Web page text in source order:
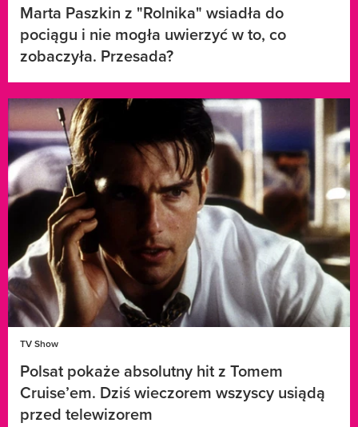
Marta Paszkin z "Rolnika" wsiadła do
pociągu i nie mogła uwierzyć w to, co
zobaczyła. Przesada?
TV Show
Polsat pokaże absolutny hit z Tomem
Cruise’em. Dziś wieczorem wszyscy usiądą
przed telewizorem